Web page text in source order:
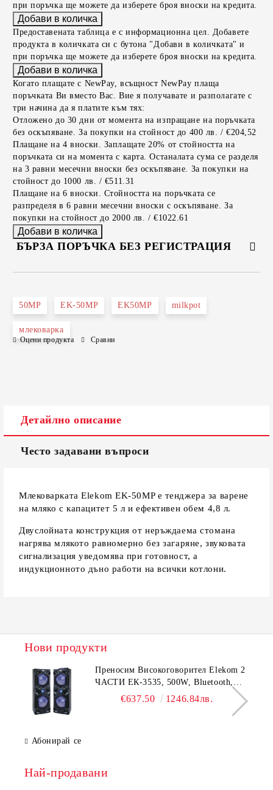
при поръчка ще можете да изберете броя вноски на кредита.
Предоставената таблица е с информационна цел. Добавете
продукта в количката си с бутона "Добави в количката" и
при поръчка ще можете да изберете броя вноски на кредита.
Когато плащате с NewPay, всъщност NewPay плаща
поръчката Ви вместо Вас. Вие я получавате и разполагате с
три начина да я платите към тях:
Отложено до 30 дни от момента на изпращане на поръчката
без оскъпяване. За покупки на стойност до 400 лв. / €204,52
Плащане на 4 вноски. Заплащате 20% от стойността на
поръчката си на момента с карта. Останалата сума се разделя
на 3 равни месечни вноски без оскъпяване. За покупки на
стойност до 1000 лв. / €511.31
Плащане на 6 вноски. Стойността на поръчката се
разпределя в 6 равни месечни вноски с оскъпяване. За
покупки на стойност до 2000 лв. / €1022.61
БЪРЗА ПОРЪЧКА БЕЗ РЕГИСТРАЦИЯ
Съгласен съм сПолитиката за лични данни
50MP EK-50MP EK50MP milkpot
млековарка
Оцени продукта Сравни
Детайлно описание
Често задавани въпроси
Млековарката Elekom EK-50MP е тенджера за варене
на мляко с капацитет 5 л и ефективен обем 4,8 л.
Двуслойната конструкция от неръждаема стомана
нагрява млякото равномерно без загаряне, звуковата
сигнализация уведомява при готовност, а
индукционното дъно работи на всички котлони.
Нови продукти
Преносим Високоговорител Elekom 2
ЧАСТИ ЕК-3535, 500W, Bluetooth,
Bluetooth, USB, Караоке, 2
€637.50 1246.84лв.
Абонирай се
Най-продавани